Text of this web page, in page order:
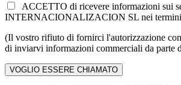
ACCETTO di ricevere informazioni sui
INTERNACIONALIZACION SL nei termini
(Il vostro rifiuto di fornirci l'autorizzazione
di inviarvi informazioni commerciali da parte